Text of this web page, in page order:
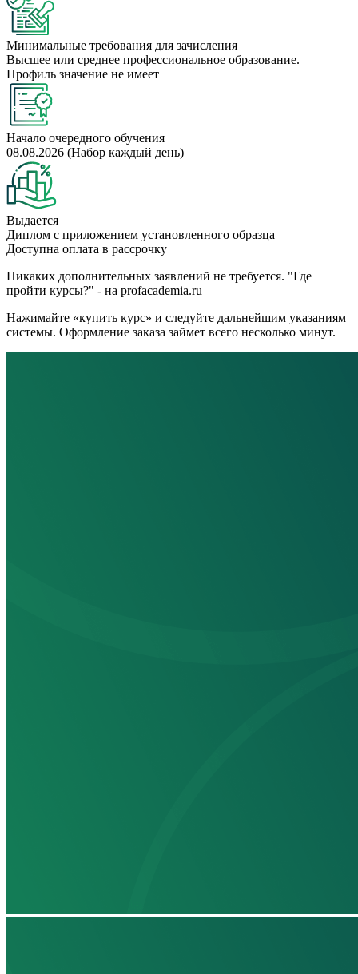
Минимальные требования для зачисления
Высшее или среднее профессиональное образование.
Профиль значение не имеет
Начало очередного обучения
08.08.2026 (Набор каждый день)
Выдается
Диплом с приложением установленного образца
Доступна оплата в рассрочку
Никаких дополнительных заявлений не требуется. "Где
пройти курсы?" - на profacademia.ru
Нажимайте «купить курс» и следуйте дальнейшим указаниям
системы. Оформление заказа займет всего несколько минут.